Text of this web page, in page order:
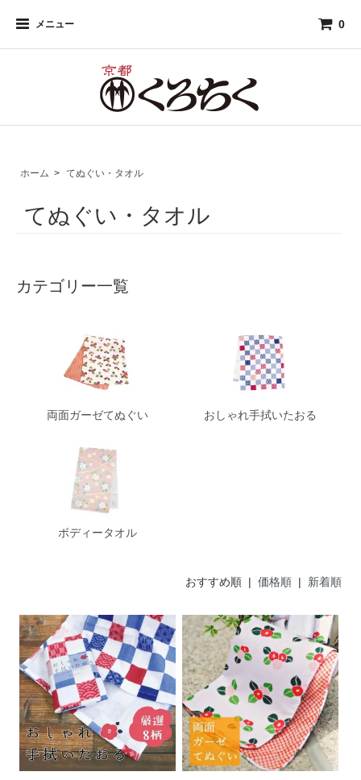
メニュー 0
ホーム > てぬぐい・タオル
てぬぐい・タオル
カテゴリー一覧
両面ガーゼてぬぐい おしゃれ手拭いたおる
ボディータオル
おすすめ順 | 価格順| 新着順